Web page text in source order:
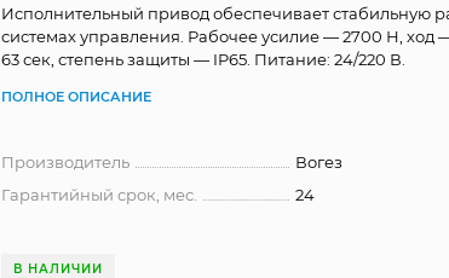
Исполнительный привод обеспечивает стабильную
системах управления. Рабочее усилие — 2700 Н,
63 сек, степень защиты — IP65. Питание: 24/220 В.
ПОЛНОЕ ОПИСАНИЕ
Производитель
Вогез
Гарантийный срок, мес.
24
В НАЛИЧИИ